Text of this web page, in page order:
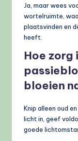
Ja, maar wees
wortelruimte,
plaatsvinden en
heeft.
Hoe zorg
bloeien
Knip alleen oud
licht in, geef
goede